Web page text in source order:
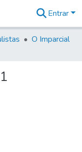
Entrar
O Imparcial